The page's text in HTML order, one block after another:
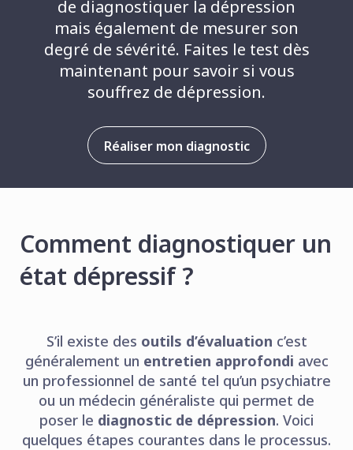
de diagnostiquer la dépression
mais également de mesurer son
degré de sévérité. Faites le test dès
maintenant pour savoir si vous
souffrez de dépression.
Réaliser mon diagnostic
Comment diagnostiquer un
état dépressif ?
S’il existe des outils d’évaluation c’est
généralement un entretien approfondi avec
un professionnel de santé tel qu’un psychiatre
ou un médecin généraliste qui permet de
poser le diagnostic de dépression. Voici
quelques étapes courantes dans le processus.